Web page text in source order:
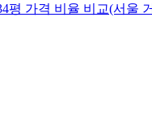
평 가격 비율 비교(서울